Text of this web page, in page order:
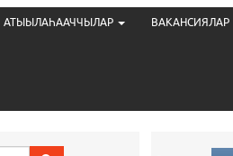
АТЫЫЛАҺААЧЧЫЛАР ВАКАНСИЯЛАР